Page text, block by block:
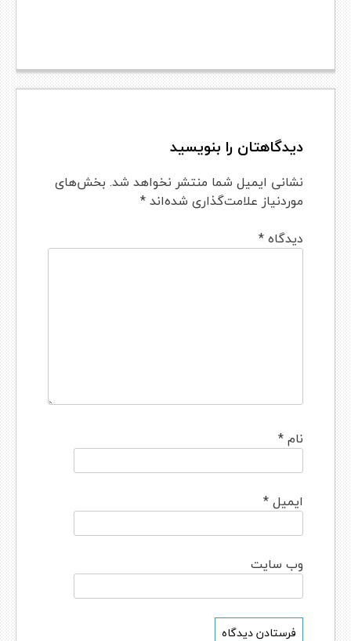
دیدگاهتان را بنویسید
نشانی ایمیل شما منتشر نخواهد شد. بخش‌های
موردنیاز علامت‌گذاری شده‌اند*
دیدگاه*
نام*
ایمیل*
وب‌ سایت